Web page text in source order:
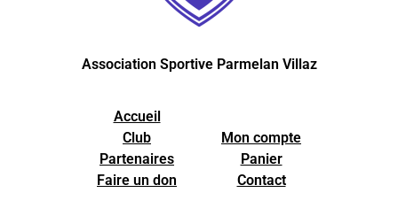
Association Sportive Parmelan Villaz
Accueil
Club
Partenaires
Faire un don
Mon compte
Panier
Contact